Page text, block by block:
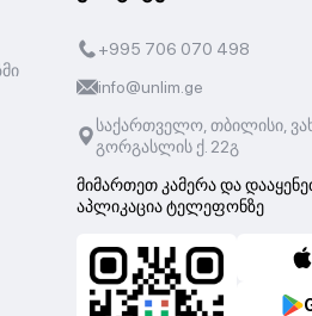
+995 706 070 498
info@unlim.ge
საქართველო, თბილისი,
გორგასლის ქ. 22გ
მიმართეთ კამერა და
აპლიკაცია ტელეფონზე